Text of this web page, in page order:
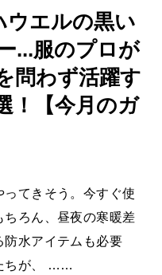
ウエルの黒い
...服のプロが
問わず活躍す
！【今月のガ
てきそう。今すぐ使
ちろん、昼夜の寒暖差
防水アイテムも必要
ちが、 ……